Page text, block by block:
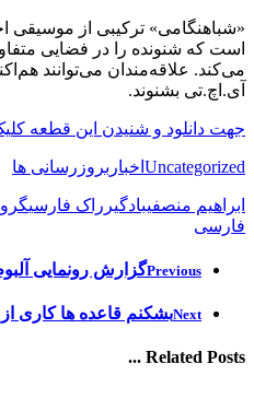
«شباهنگامی» ترکیبی از موسیقی
است که شنونده را در فضایی
می‌کند. علاقه‌مندان می‌توانند
آی.اچ.تی بشنوند.
جهت دانلود و شنیدن این قطعه
Uncategorized اخبار بروزرسانی ها
ابراهیم منصفیبادگیر راک فارسی
فارسی
Previousگزارش رونمایی آلبوم 50
Nextبشکنم قاعده ها کاری
Related Posts ...